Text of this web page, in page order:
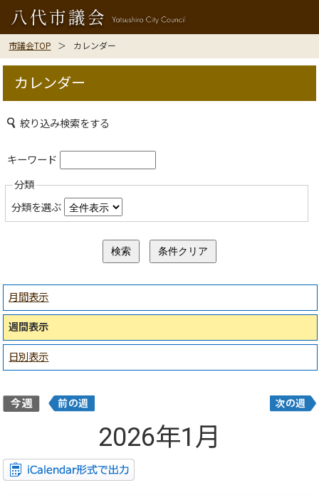
市議会TOP カレンダー
カレンダー
絞り込み検索をする
キーワード
分類
分類を選ぶ
月間表示
週間表示
日別表示
2026年1月